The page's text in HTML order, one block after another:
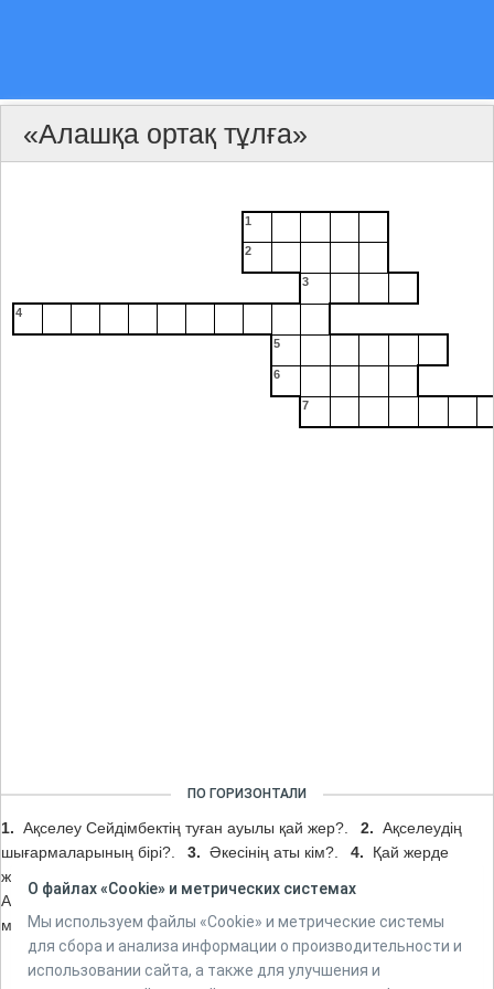
«Алашқа ортақ тұлға»
1
2
3
4
5
6
7
ПО ГОРИЗОНТАЛИ
1. Ақселеу Сейдімбектің туған ауылы қай жер?. 2. Ақселеудің
шығармаларының бірі?.
3. Әкесінің аты кім?. 4.
Қай жерде
жерленген?.
Ақселеудің қай шығармасы бірінші дәрежелі сыйлықпен
марапатталды?. 7. Соңғы қызмет атқарған университет атауы?.
О файлах «Cookie» и метрических системах
Мы используем файлы «Cookie» и метрические системы
для сбора и анализа информации о производительности и
использовании сайта, а также для улучшения и